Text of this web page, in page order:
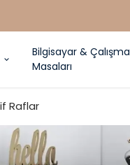
Bilgisayar & Çalışma
Masaları
Raflar